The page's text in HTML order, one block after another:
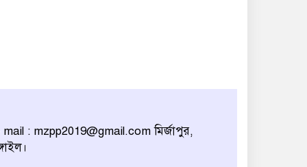
mail : mzpp2019@gmail.com মির্জাপুর,